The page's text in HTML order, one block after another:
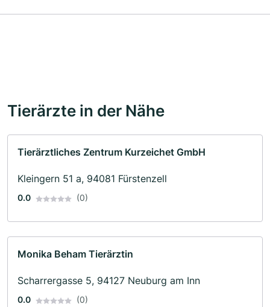
Tierärzte in der Nähe
Tierärztliches Zentrum Kurzeichet GmbH
Kleingern 51 a, 94081 Fürstenzell
0.0 (0)
Monika Beham Tierärztin
Scharrergasse 5, 94127 Neuburg am Inn
0.0 (0)